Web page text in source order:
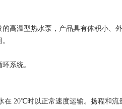
高温型热水泵，产品具有体积小、
系统。
20℃时以正常速度运输。扬程和流